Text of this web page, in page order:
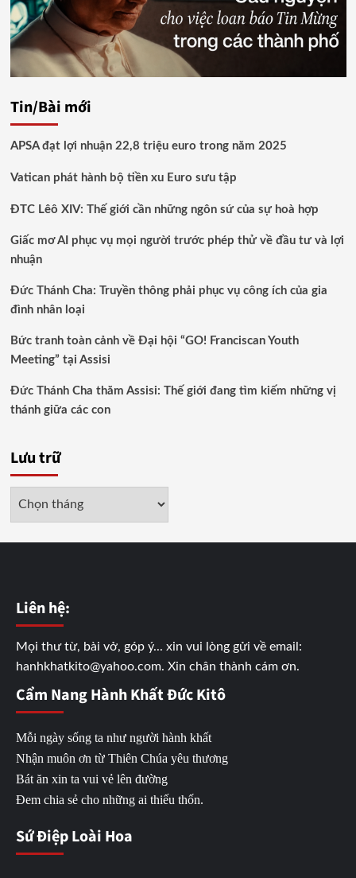
Tin/Bài mới
APSA đạt lợi nhuận 22,8 triệu euro trong năm 2025
Vatican phát hành bộ tiền xu Euro sưu tập
ĐTC Lêô XIV: Thế giới cần những ngôn sứ của sự hoà hợp
Giấc mơ AI phục vụ mọi người trước phép thử về đầu tư và lợi
nhuận
Đức Thánh Cha: Truyền thông phải phục vụ công ích của gia
đình nhân loại
Bức tranh toàn cảnh về Đại hội “GO! Franciscan Youth
Meeting” tại Assisi
Đức Thánh Cha thăm Assisi: Thế giới đang tìm kiếm những vị
thánh giữa các con
Lưu trữ
Liên hệ:
Mọi thư từ, bài vở, góp ý... xin vui lòng gửi về email:
hanhkhatkito@yahoo.com. Xin chân thành cám ơn.
Cẩm Nang Hành Khất Đức Kitô
Mỗi ngày sống ta như người hành khất
Nhận muôn ơn từ Thiên Chúa yêu thương
Bát ăn xin ta vui vẻ lên đường
Đem chia sẻ cho những ai thiếu thốn.
Sứ Điệp Loài Hoa